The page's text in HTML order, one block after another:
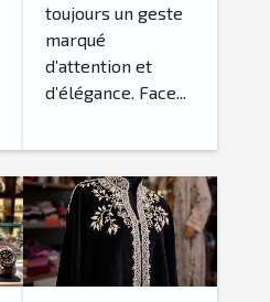
toujours un geste
marqué
d’attention et
d’élégance. Face...